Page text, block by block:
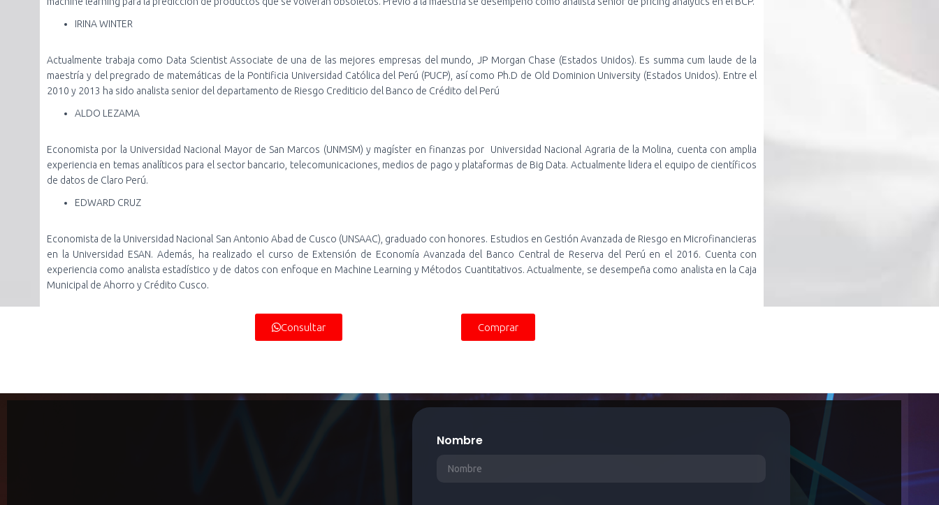
IRINA WINTER
Actualmente trabaja como Data Scientist Associate de una de las mejores empresas del mundo, JP Morgan Chase (Estados Unidos). Es summa cum laude de la
maestría y del pregrado de matemáticas de la Pontificia Universidad Católica del Perú (PUCP), así como Ph.D de Old Dominion University (Estados Unidos). Entre el
2010 y 2013 ha sido analista senior del departamento de Riesgo Crediticio del Banco de Crédito del Perú
ALDO LEZAMA
Economista por la Universidad Nacional Mayor de San Marcos (UNMSM) y magíster en finanzas por Universidad Nacional Agraria de la Molina, cuenta con amplia
experiencia en temas analíticos para el sector bancario, telecomunicaciones, medios de pago y plataformas de Big Data. Actualmente lidera el equipo de científicos
de datos de Claro Perú.
EDWARD CRUZ
Economista de la Universidad Nacional San Antonio Abad de Cusco (UNSAAC), graduado con honores. Estudios en Gestión Avanzada de Riesgo en Microfinancieras
en la Universidad ESAN. Además, ha realizado el curso de Extensión de Economía Avanzada del Banco Central de Reserva del Perú en el 2016. Cuenta con
experiencia como analista estadístico y de datos con enfoque en Machine Learning y Métodos Cuantitativos. Actualmente, se desempeña como analista en la Caja
Municipal de Ahorro y Crédito Cusco.
Consultar Comprar
Nombre